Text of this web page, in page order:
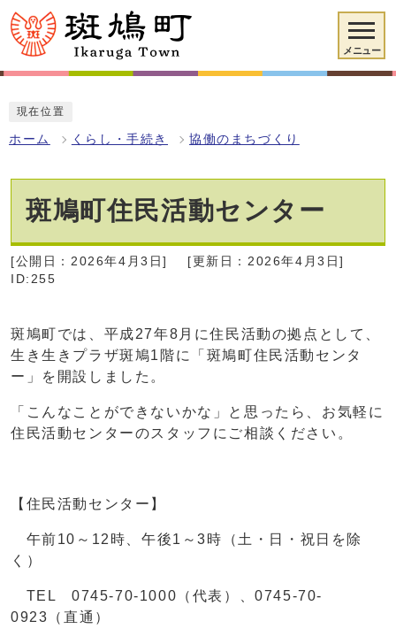
メニュー
現在位置
ホーム くらし・手続き 協働のまちづくり
斑鳩町住民活動センター
[公開日：2026年4月3日]
[更新日：2026年4月3日]
ID:255
斑鳩町では、平成27年8月に住民活動の拠点として、
生き生きプラザ斑鳩1階に「斑鳩町住民活動センタ
ー」を開設しました。
「こんなことができないかな」と思ったら、お気軽に
住民活動センターのスタッフにご相談ください。
【住民活動センター】
午前10～12時、午後1～3時（土・日・祝日を除
く）
TEL 0745-70-1000（代表）、0745-70-
0923（直通）